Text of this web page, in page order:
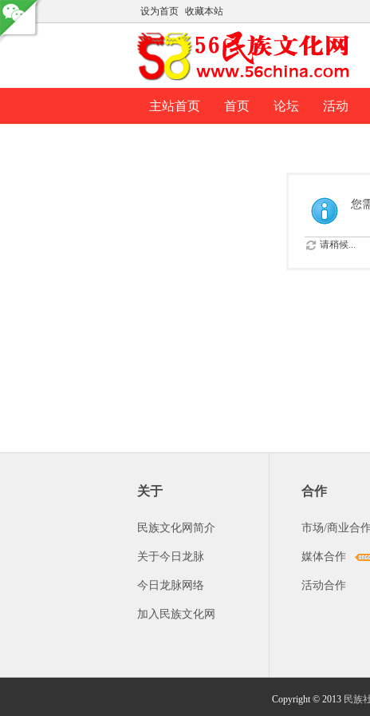
设为首页 收藏本站
主站首页 首页 论坛 活动
您
请稍候...
关于
民族文化网简介
关于今日龙脉
今日龙脉网络
加入民族文化网
合作
市场/商业合
媒体合作
活动合作
Copyright © 2013 民族